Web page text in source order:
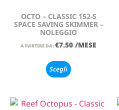
OCTO – CLASSIC 152-S
SPACE SAVING SKIMMER –
NOLEGGIO
A PARTIRE DA: €7.50 /MESE
Scegli